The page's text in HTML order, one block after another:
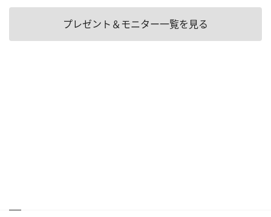
プレゼント＆モニター一覧を見る